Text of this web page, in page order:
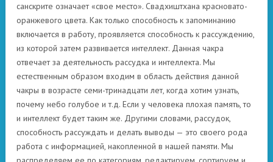
санскрите означает «свое место». Свадхиштхана красновато-
оранжевого цвета. Как только способность к запоминанию
включается в работу, проявляется способность к рассуждению,
из которой затем развивается интеллект. Данная чакра
отвечает за деятельность рассудка и интеллекта. Мы
естественным образом входим в область действия данной
чакры в возрасте семи-тринадцати лет, когда хотим узнать,
почему небо голубое и т.д. Если у человека плохая память, то
и интеллект будет таким же. Другими словами, рассудок,
способность рассуждать и делать выводы — это своего рода
работа с информацией, накопленной в нашей памяти. Мы